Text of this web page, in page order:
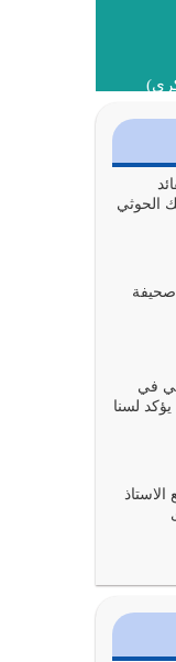
وعن هدى
الحوثي
صحيفة
في
لسنا